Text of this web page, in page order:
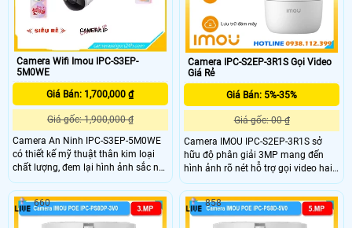
Camera Wifi Imou IPC-S3EP-
5M0WE
Giá Bán: 1,700,000 ₫
Giá gốc: 1,900,000 ₫
Camera An Ninh IPC-S3EP-5M0WE
có thiết kế mỹ thuật thân kim loại
chất lượng, đem lại hình ảnh sắc nét
với độ phân giải Ultra 4k lite. Sản
phẩm sử dụng công nghệ hình ảnh
IP Wifi, giúp thu âm và phát lại âm
thanh qua loa.
Camera IPC-S2EP-3R1S Gọi Video
Giá Rẻ
Giá Bán: 5%-35%
Giá gốc: 00 ₫
Camera IMOU IPC-S2EP-3R1S sở
hữu độ phân giải 3MP mang đến
hình ảnh rõ nét hỗ trợ gọi video hai
chiều nhanh chóng. Với khả năng
quan sát ban đêm sáng rõ tầm nhìn
xa và âm thanh trung thực camera
giúp bạn dễ dàng trò chuyện và
660 858